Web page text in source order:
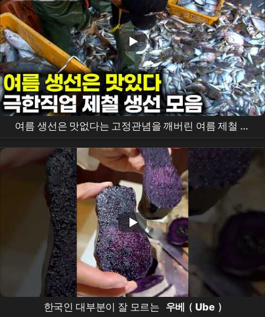
여름 생선은 맛없다는 고정관념을 깨버린 여름 제철 생
선들｜민어부터 농어까지, 극한직업 여름 제철 생선 모
음｜극한직업｜#골라듄다큐
한국인 대부분이 잘 모르는 우베 ( Ube )